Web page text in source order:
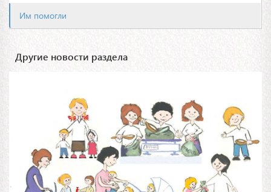
Им помогли
Другие новости раздела